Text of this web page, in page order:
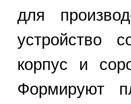
для
устройство
корпус и
Формируют